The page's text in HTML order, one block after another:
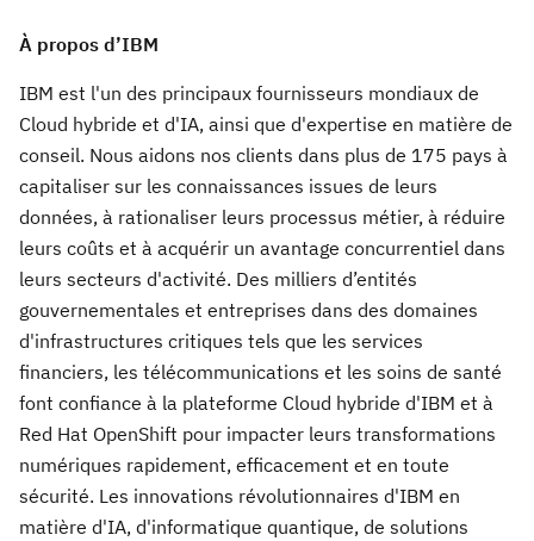
À propos d’IBM
IBM est l'un des principaux fournisseurs mondiaux de
Cloud hybride et d'IA, ainsi que d'expertise en matière de
conseil. Nous aidons nos clients dans plus de 175 pays à
capitaliser sur les connaissances issues de leurs
données, à rationaliser leurs processus métier, à réduire
leurs coûts et à acquérir un avantage concurrentiel dans
leurs secteurs d'activité. Des milliers d’entités
gouvernementales et entreprises dans des domaines
d'infrastructures critiques tels que les services
financiers, les télécommunications et les soins de santé
font confiance à la plateforme Cloud hybride d'IBM et à
Red Hat OpenShift pour impacter leurs transformations
numériques rapidement, efficacement et en toute
sécurité. Les innovations révolutionnaires d'IBM en
matière d'IA, d'informatique quantique, de solutions